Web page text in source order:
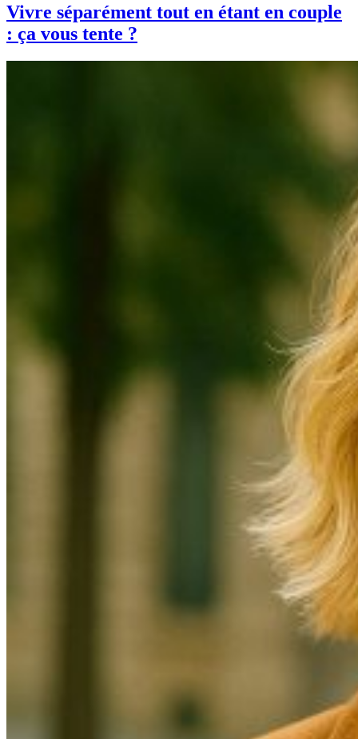
Vivre séparément tout en étant en couple
: ça vous tente ?